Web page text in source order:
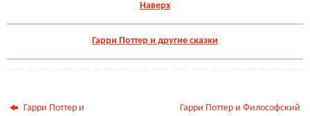
Наверх
Гарри Поттер и другие сказки
Гарри Поттер и
Гарри Поттер и Философский